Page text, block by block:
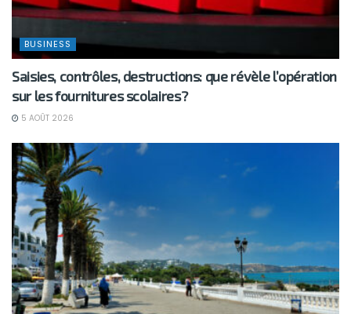
BUSINESS
Saisies, contrôles, destructions: que révèle l’opération
sur les fournitures scolaires?
5 AOÛT 2026